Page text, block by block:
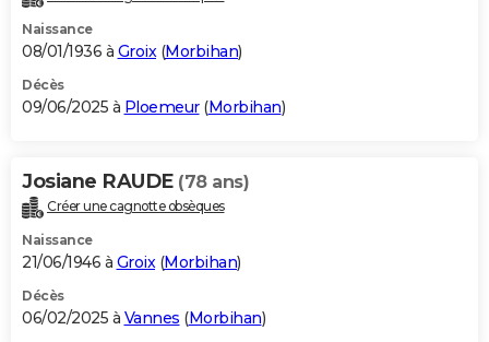
Naissance
08/01/1936 à Groix(Morbihan)
Décès
09/06/2025 à Ploemeur(Morbihan)
Josiane RAUDE (78 ans)
Créer une cagnotte obsèques
Naissance
21/06/1946 à Groix(Morbihan)
Décès
06/02/2025 à Vannes (Morbihan)